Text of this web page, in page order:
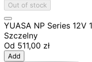
Out of stock
YUASA NP Series 12V
Szczelny
Od 511,00 zł
Add